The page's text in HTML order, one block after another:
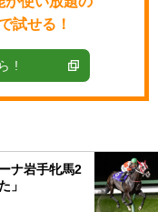
試せる！
!
ナ岩手牝馬2
」